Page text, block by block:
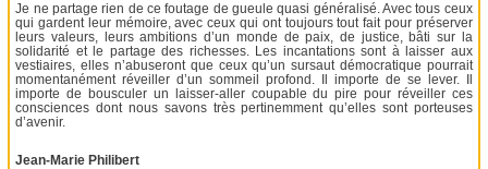
Je ne partage rien de ce foutage de gueule quasi généralisé. Avec tous ceux
qui gardent leur mémoire, avec ceux qui ont toujours tout fait pour préserver
leurs valeurs, leurs ambitions d’un monde de paix, de justice, bâti sur la
solidarité et le partage des richesses. Les incantations sont à laisser aux
vestiaires, elles n’abuseront que ceux qu’un sursaut démocratique pourrait
momentanément réveiller d’un sommeil profond. Il importe de se lever. Il
importe de bousculer un laisser-aller coupable du pire pour réveiller ces
consciences dont nous savons très pertinemment qu’elles sont porteuses
d’avenir.
Jean-Marie Philibert